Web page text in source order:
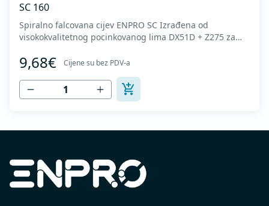
SC 160
Spiralno falcovana cijev ENPRO SC Izrađena od
visokokvalitetnog pocinkovanog lima DX51D + Z275 za
1506 I MEST EN 12237.
9,68€ Cijene su bez PDV-a